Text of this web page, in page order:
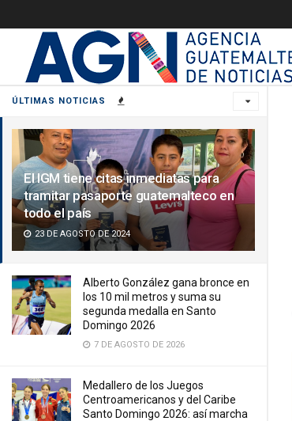
ÚLTIMAS NOTICIAS
El IGM tiene citas inmediatas para
tramitar pasaporte guatemalteco en
todo el país
23 DE AGOSTO DE 2024
Alberto González gana bronce en
los 10 mil metros y suma su
segunda medalla en Santo
Domingo 2026
7 DE AGOSTO DE 2026
Medallero de los Juegos
Centroamericanos y del Caribe
Santo Domingo 2026: así marcha